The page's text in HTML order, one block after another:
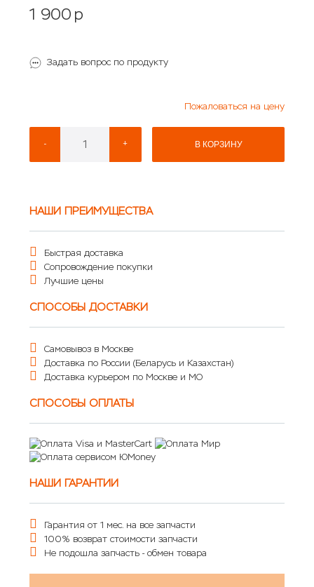
1 900 p
Задать вопрос по продукту
Пожаловаться на цену
- + В КОРЗИНУ
НАШИ ПРЕИМУЩЕСТВА
Быстрая доставка
Сопровождение покупки
Лучшие цены
СПОСОБЫ ДОСТАВКИ
Самовывоз в Москве
Доставка по России (Беларусь и Казахстан)
Доставка курьером по Москве и МО
СПОСОБЫ ОПЛАТЫ
НАШИ ГАРАНТИИ
Гарантия от 1 мес. на все запчасти
100% возврат стоимости запчасти
Не подошла запчасть - обмен товара